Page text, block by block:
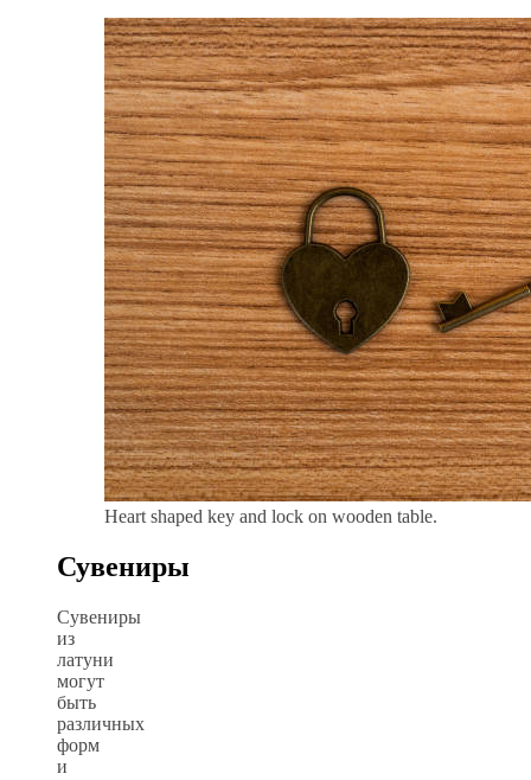
Heart shaped key and lock on wooden table.
Сувениры
Сувениры
из
латуни
могут
быть
различных
форм
и